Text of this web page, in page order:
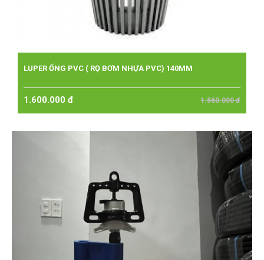
LUPER ỐNG PVC ( RỌ BƠM NHỰA PVC) 140MM
1.600.000 đ 1.560.000 đ